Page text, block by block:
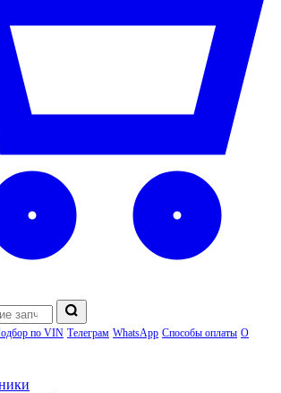
по VIN Телеграм WhatsApp Способы оплаты О